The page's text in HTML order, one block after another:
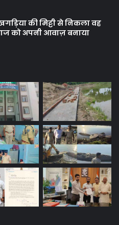
की मिट्टी से निकला वह
को अपनी आवाज़ बनाया